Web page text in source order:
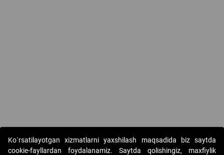
Ko`rsatilayotgan xizmatlarni yaxshilash maqsadida biz saytda
cookie-fayllardan foydalanamiz. Saytda qolishingiz, maxfiylik